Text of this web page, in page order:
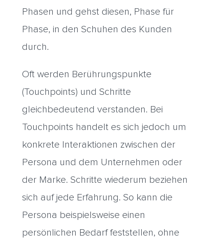
Phasen und gehst diesen, Phase für
Phase, in den Schuhen des Kunden
durch.
Oft werden Berührungspunkte
(Touchpoints) und Schritte
gleichbedeutend verstanden. Bei
Touchpoints handelt es sich jedoch um
konkrete Interaktionen zwischen der
Persona und dem Unternehmen oder
der Marke. Schritte wiederum beziehen
sich auf jede Erfahrung. So kann die
Persona beispielsweise einen
persönlichen Bedarf feststellen, ohne